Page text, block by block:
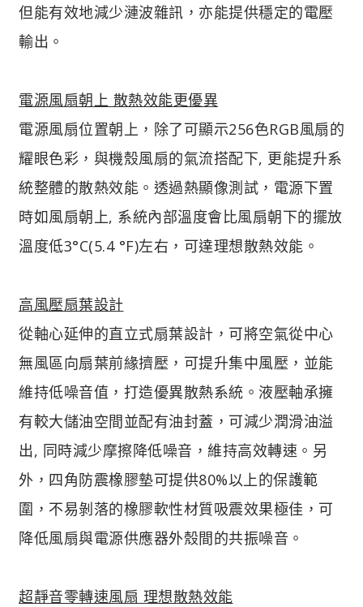
但能有效地減少漣波雜訊，亦能提供穩定的電壓
輸出。
電源風扇朝上 散熱效能更優異
電源風扇位置朝上，除了可顯示256色RGB風扇的
耀眼色彩，與機殼風扇的氣流搭配下, 更能提升系
統整體的散熱效能。透過熱顯像測試，電源下置
時如風扇朝上, 系統內部溫度會比風扇朝下的擺放
溫度低3°C(5.4 °F)左右，可達理想散熱效能。
高風壓扇葉設計
從軸心延伸的直立式扇葉設計，可將空氣從中心
無風區向扇葉前緣擠壓，可提升集中風壓，並能
維持低噪音值，打造優異散熱系統。液壓軸承擁
有較大儲油空間並配有油封蓋，可減少潤滑油溢
出, 同時減少摩擦降低噪音，維持高效轉速。另
外，四角防震橡膠墊可提供80%以上的保護範
圍，不易剝落的橡膠軟性材質吸震效果極佳，可
降低風扇與電源供應器外殼間的共振噪音。
超靜音零轉速風扇 理想散熱效能